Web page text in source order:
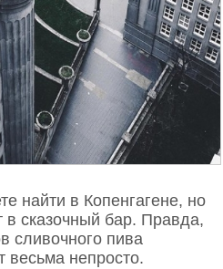
найти в Копенгагене, но
в сказочный бар. Правда,
сливочного пива
весьма непросто.